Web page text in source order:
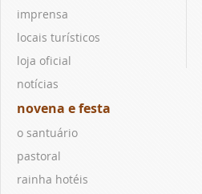
imprensa
locais turísticos
loja oficial
notícias
novena e festa
o santuário
pastoral
rainha hotéis